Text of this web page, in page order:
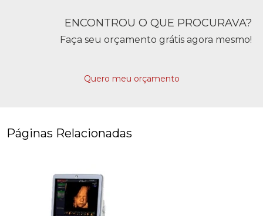
ENCONTROU O QUE PROCURAVA?
Faça seu orçamento grátis agora mesmo!
Quero meu orçamento
Páginas Relacionadas